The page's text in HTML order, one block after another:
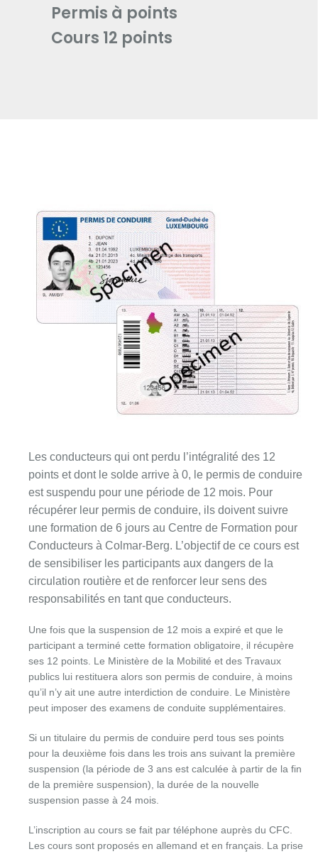
Permis à points
Cours 12 points
Les conducteurs qui ont perdu l’intégralité des 12
points et dont le solde arrive à 0, le permis de conduire
est suspendu pour une période de 12 mois. Pour
récupérer leur permis de conduire, ils doivent suivre
une formation de 6 jours au Centre de Formation pour
Conducteurs à Colmar-Berg. L’objectif de ce cours est
de sensibiliser les participants aux dangers de la
circulation routière et de renforcer leur sens des
responsabilités en tant que conducteurs.
Une fois que la suspension de 12 mois a expiré et que le
participant a terminé cette formation obligatoire, il récupère
ses 12 points. Le Ministère de la Mobilité et des Travaux
publics lui restituera alors son permis de conduire, à moins
qu’il n’y ait une autre interdiction de conduire. Le Ministère
peut imposer des examens de conduite supplémentaires.
Si un titulaire du permis de conduire perd tous ses points
pour la deuxième fois dans les trois ans suivant la première
suspension (la période de 3 ans est calculée à partir de la fin
de la première suspension), la durée de la nouvelle
suspension passe à 24 mois.
L’inscription au cours se fait par téléphone auprès du CFC.
Les cours sont proposés en allemand et en français. La prise